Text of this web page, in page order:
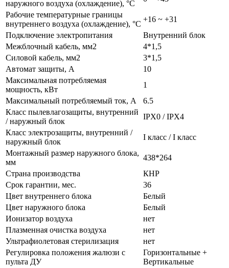
наружного воздуха (охлаждение), °C
Рабочие температурные границы
внутреннего воздуха (охлаждение), °C
+16 ~ +31
Подключение электропитания
Внутренний блок
Межблочный кабель, мм2
4*1,5
Силовой кабель, мм2
3*1,5
Автомат защиты, А
10
Максимальная потребляемая
мощность, кВт
1
Максимальный потребляемый ток, А
6.5
Класс пылевлагозащиты, внутренний
/ наружный блок
IPX0 / IPX4
Класс электрозащиты, внутренний /
наружный блок
I класс / I класс
Монтажный размер наружного блока,
мм
438*264
Страна производства
КНР
Срок гарантии, мес.
36
Цвет внутреннего блока
Белый
Цвет наружного блока
Белый
Ионизатор воздуха
нет
Плазменная очистка воздуха
нет
Ультрафиолетовая стерилизация
нет
Регулировка положения жалюзи с
пульта ДУ
Горизонтальные +
Вертикальные